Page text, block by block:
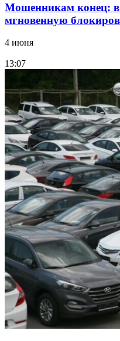
Мошенникам конец: в
мгновенную
4 июня
13:07